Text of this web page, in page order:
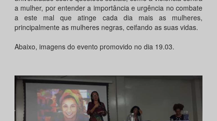
a mulher, por entender a importância e urgência no combate
a este mal que atinge cada dia mais as mulheres,
principalmente as mulheres negras, ceifando as suas vidas.
Abaixo, imagens do evento promovido no dia 19.03.